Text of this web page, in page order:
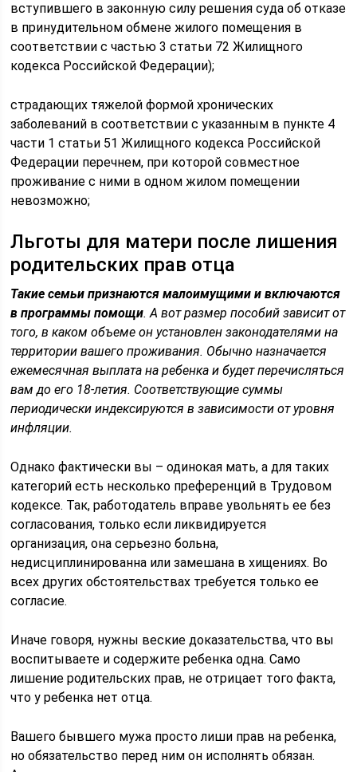
вступившего в законную силу решения суда об отказе
в принудительном обмене жилого помещения в
соответствии с частью 3 статьи 72 Жилищного
кодекса Российской Федерации);
страдающих тяжелой формой хронических
заболеваний в соответствии с указанным в пункте 4
части 1 статьи 51 Жилищного кодекса Российской
Федерации перечнем, при которой совместное
проживание с ними в одном жилом помещении
невозможно;
Льготы для матери после лишения
родительских прав отца
Такие семьи признаются малоимущими и включаются
в программы помощи. А вот размер пособий зависит от
того, в каком объеме он установлен законодателями на
территории вашего проживания. Обычно назначается
ежемесячная выплата на ребенка и будет перечисляться
вам до его 18-летия. Соответствующие суммы
периодически индексируются в зависимости от уровня
инфляции.
Однако фактически вы – одинокая мать, а для таких
категорий есть несколько преференций в Трудовом
кодексе. Так, работодатель вправе увольнять ее без
согласования, только если ликвидируется
организация, она серьезно больна,
недисциплинированна или замешана в хищениях. Во
всех других обстоятельствах требуется только ее
согласие.
Иначе говоря, нужны веские доказательства, что вы
воспитываете и содержите ребенка одна. Само
лишение родительских прав, не отрицает того факта,
что у ребенка нет отца.
Вашего бывшего мужа просто лиши прав на ребенка,
но обязательство перед ним он исполнять обязан.